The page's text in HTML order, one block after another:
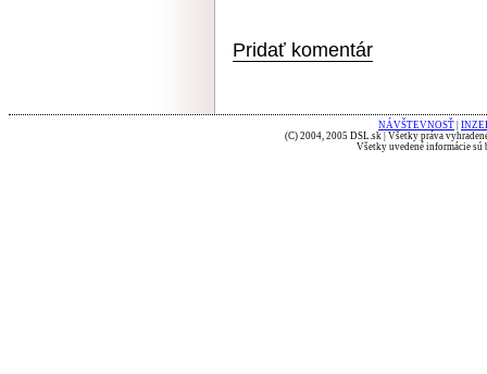
Pridať komentár
NÁVŠTEVNOSŤ
(C) 2004, 2005 DSL.sk | Všetky práva
Všetky uvedené informácie sú